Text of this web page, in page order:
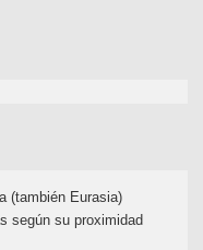
(también Eurasia)
según su proximidad